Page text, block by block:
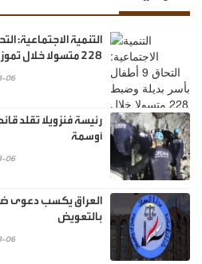
228 متسولا خلال تموز
06
رئيسة فنزويلا تقلد
أوسمة
06
العراق يكسب دعوى
بالتعويض
06